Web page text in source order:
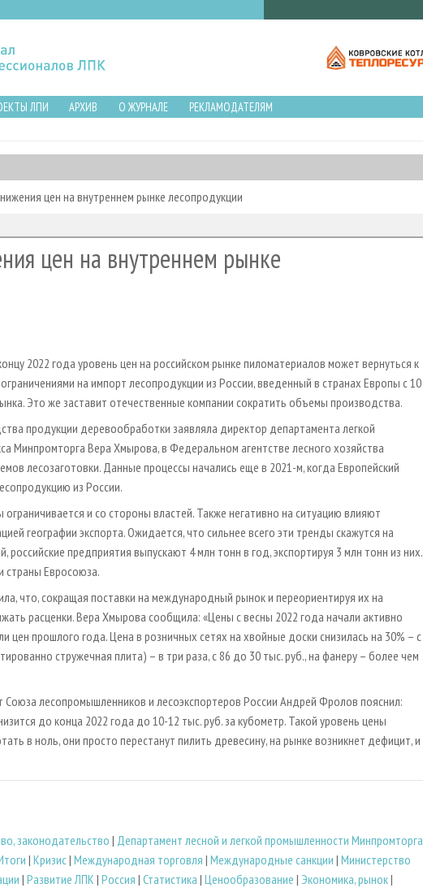
ЛПИ АРХИВ О ЖУРНАЛЕ
РЕКЛАМОДАТЕЛЯМ
цен на внутреннем рынке лесопродукции
цен на внутреннем рынке
2022 года уровень цен на российском рынке пиломатериалов может вернуться к
на импорт лесопродукции из России, введенный в странах Европы с 10
Это же заставит отечественные компании сократить объемы производства.
продукции деревообработки заявляла директор департамента легкой
Минпромторга Вера Хмырова, в Федеральном агентстве лесного хозяйства
лесозаготовки. Данные процессы начались еще в 2021-м, когда Европейский
из России.
и со стороны властей. Также негативно на ситуацию влияют
географии экспорта. Ожидается, что сильнее всего эти тренды скажутся на
предприятия выпускают 4 млн тонн в год, экспортируя 3 млн тонн из них.
страны Евросоюза.
что, сокращая поставки на международный рынок и переориентируя их на
расценки. Вера Хмырова сообщила: «Цены с весны 2022 года начали активно
цен прошлого года. Цена в розничных сетях на хвойные доски снизилась на 30% – с
стружечная плита) – в три раза, с 86 до 30 тыс. руб., на фанеру – более чем
лесопромышленников и лесоэкспортеров России Андрей Фролов пояснил:
до конца 2022 года до 10-12 тыс. руб. за кубометр. Такой уровень цены
в ноль, они просто перестанут пилить древесину, на рынке возникнет дефицит, и
законодательство | Департамент лесной и легкой промышленности Минпромторга
| Кризис| Международная торговля | Международные санкции | Министерство
| Развитие ЛПК | Россия | Статистика | Ценообразование | Экономика, рынок|